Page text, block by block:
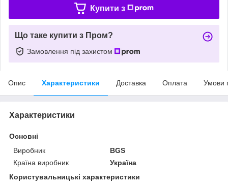
Купити з
Що таке купити з Пром?
Замовлення під захистом
Опис Характеристики Доставка Оплата Умови
Характеристики
Основні
Виробник
BGS
Країна виробник
Україна
Користувальницькі характеристики